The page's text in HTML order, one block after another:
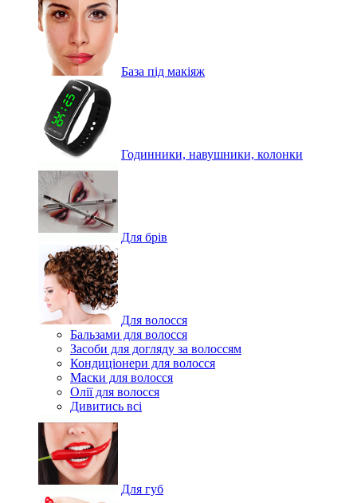
База під макіяж
Годинники, навушники, колонки
Для брів
Для волосся
Бальзами для волосся
Засоби для догляду за волоссям
Кондиціонери для волосся
Маски для волосся
Олії для волосся
Дивитись всі
Для губ